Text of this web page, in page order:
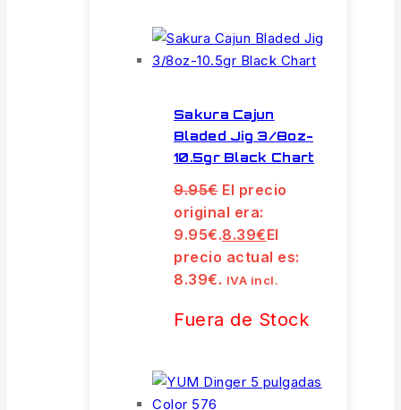
Sakura Cajun
Bladed Jig 3/8oz-
10.5gr Black Chart
9.95€ El precio
original era:
9.95€.8.39€El
precio actual es:
8.39€. IVA incl.
Fuera de Stock